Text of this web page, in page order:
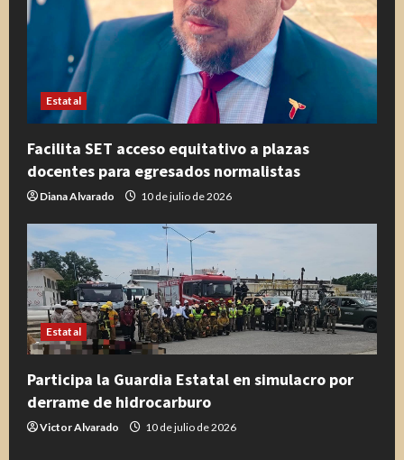
Estatal
Facilita SET acceso equitativo a plazas
docentes para egresados normalistas
Diana Alvarado 10 de julio de 2026
Estatal
Participa la Guardia Estatal en simulacro por
derrame de hidrocarburo
Victor Alvarado 10 de julio de 2026